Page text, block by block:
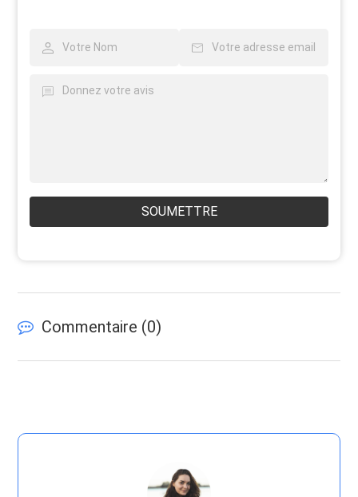
SOUMETTRE
Commentaire (0)